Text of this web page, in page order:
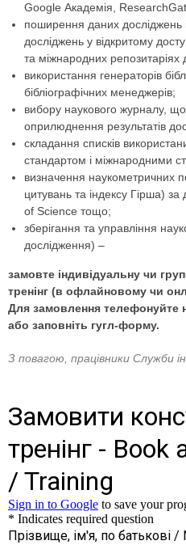
Google Академія,
поширення даних досліджень
досліджень у відкритому
та міжнародних репозитаріях
використання генераторів
бібліографічних менеджерів;
вибору наукового журналу,
оприлюднення результатів
складання списків
стандартом і міжнародними
визначення наукометричних
цитувань та індексу Гірша)
of Science тощо;
зберігання та управління
дослідження) –
замовте індивідуальну чи
тренінг (в офлайновому чи
Для замовлення телефонуйте
або заповніть гугл-форму.
З повагою, працівники Служби